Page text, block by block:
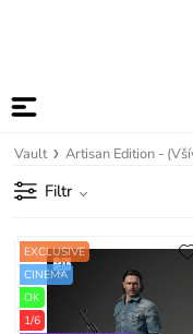
Vault Artisan Edition -
Filtr
EXCLUSIVE
CINEMA
OK
1/6